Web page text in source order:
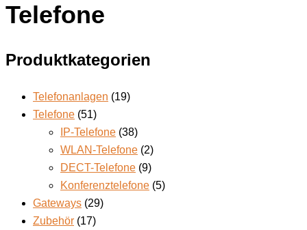
Telefone
Produktkategorien
Telefonanlagen (19)
Telefone (51)
IP-Telefone (38)
WLAN-Telefone (2)
DECT-Telefone (9)
Konferenztelefone (5)
Gateways (29)
Zubehör (17)